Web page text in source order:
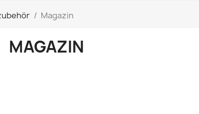
Magazin
MAGAZIN